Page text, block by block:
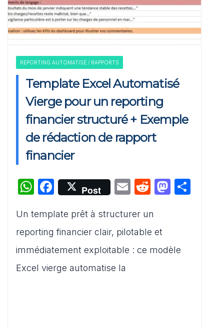
REPORTING AUTOMATISÉ / RAPPORTS
Template Excel Automatisé
Vierge pour un reporting
financier structuré + Exemple
de rédaction de rapport
financier
W
at
s
A
p
F
c
e
b
o
Post
E
ai
l
R
d
di
t
M
d
Un template prêt à structurer un
reporting financier clair, pilotable et
immédiatement exploitable : ce modèle
Excel vierge automatise la